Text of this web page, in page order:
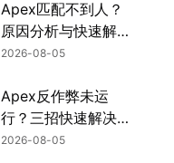
Apex匹配不到人？
原因分析与快速解决
方案！
2026-08-05
Apex反作弊未运
行？三招快速解决方
案！
2026-08-05